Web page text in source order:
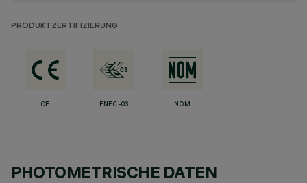
PRODUKTZERTIFIZIERUNG
CE ENEC-03 NOM
PHOTOMETRISCHE DATEN